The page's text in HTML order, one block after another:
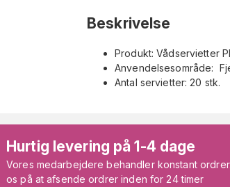
Beskrivelse
Produkt: Vådservietter
Anvendelsesområde:
Antal servietter: 20 stk.
Hurtig levering på 1-4 dage
Vores medarbejdere behandler konstant
os på at afsende ordrer inden for 24 timer